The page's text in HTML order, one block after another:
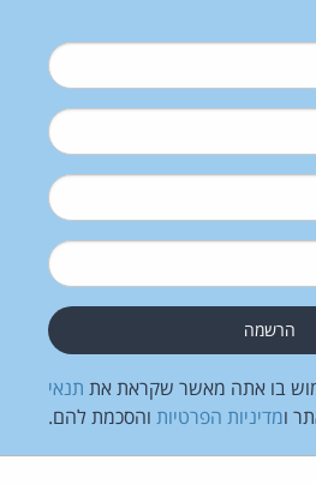
בו אתה מאשר שקראת את תנאי
ומדיניות הפרטיות והסכמת להם.